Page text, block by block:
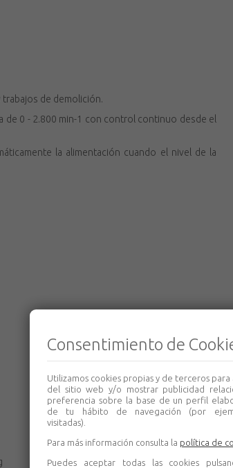
trabajos de demolición.
de 0 - 2.800 min-1 con control continuo desde el
la alimentación cuando el nivel de la
Consentimiento de
Utilizamos cookies propias y de terceros para
del sitio web y/o mostrar publicidad
preferencia sobre la base de un perfil
de tu hábito de navegación (por
visitadas).
Para más información consulta la política de
Puedes aceptar todas las cookies